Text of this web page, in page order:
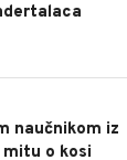
naučnikom iz
o kosi